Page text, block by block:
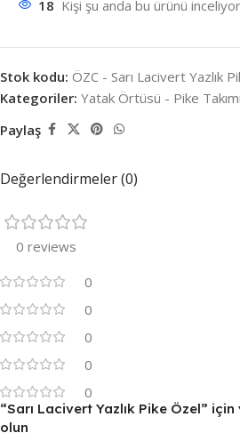
18 Kişi şu anda bu ürünü inceliyor
Stok kodu: ÖZC - Sarı Lacivert Yazlık
Kategoriler: Yatak Örtüsü - Pike Takımı
Paylaş
Değerlendirmeler (0)
0 reviews
0
0
0
0
0
“Sarı Lacivert Yazlık Pike Özel”
olun